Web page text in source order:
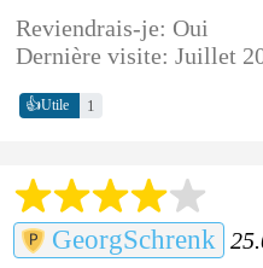
Reviendrais-je: Oui
Dernière visite: Juillet
👍Utile 1
GeorgSchrenk